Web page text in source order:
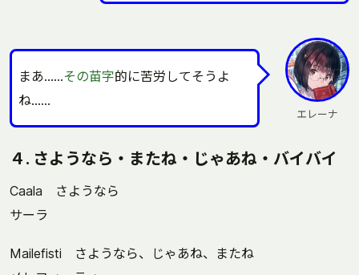
エレーナ
まあ……その苗字的に苦労してそうよ
ね……
４. さようなら・またね・じゃあね・バイバイ
Caala さようなら
サーラ
Mailefisti さようなら、じゃあね、またね